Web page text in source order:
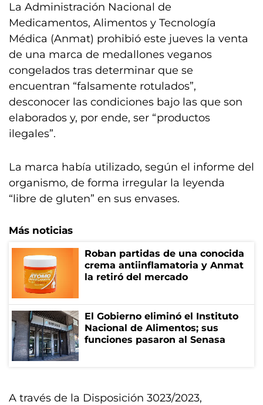
La Administración Nacional de
Medicamentos, Alimentos y Tecnología
Médica (Anmat) prohibió este jueves la venta
de una marca de medallones veganos
congelados tras determinar que se
encuentran “falsamente rotulados”,
desconocer las condiciones bajo las que son
elaborados y, por ende, ser “productos
ilegales”.
La marca había utilizado, según el informe del
organismo, de forma irregular la leyenda
“libre de gluten” en sus envases.
Más noticias
Roban partidas de una conocida
crema antiinflamatoria y Anmat
la retiró del mercado
El Gobierno eliminó el Instituto
Nacional de Alimentos; sus
funciones pasaron al Senasa
A través de la Disposición 3023/2023,